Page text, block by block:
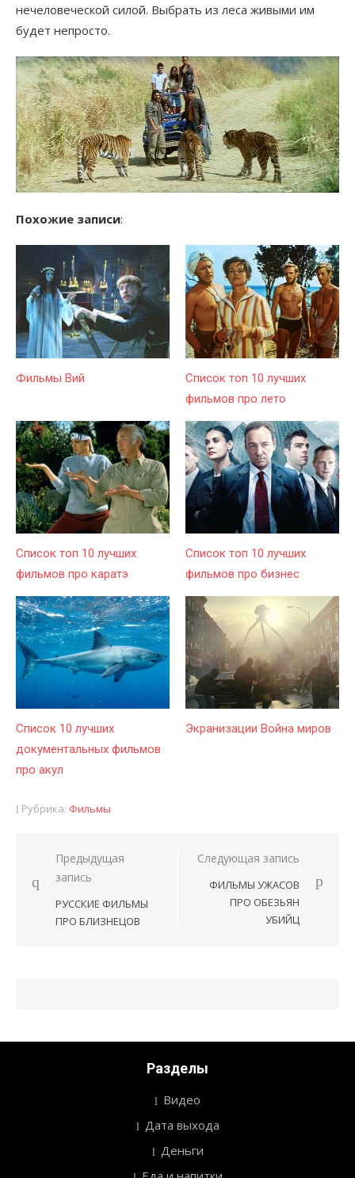
нечеловеческой силой. Выбрать из леса живыми им
будет непросто.
Похожие записи:
Фильмы Вий
Список топ 10 лучших
фильмов про лето
Список топ 10 лучших
фильмов про каратэ
Список топ 10 лучших
фильмов про бизнес
Список 10 лучших
документальных фильмов
про акул
Экранизации Война миров
Рубрика: Фильмы
Навигация
записям
Предыдущая
запись
РУССКИЕ ФИЛЬМЫ
ПРО БЛИЗНЕЦОВ
Следующая запись
ФИЛЬМЫ УЖАСОВ
ПРО ОБЕЗЬЯН
УБИЙЦ
Разделы
Видео
Дата выхода
Деньги